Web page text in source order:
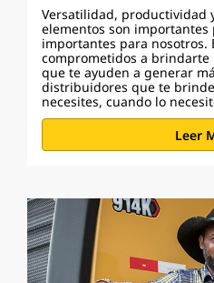
Versatilidad, productividad
elementos son importantes
importantes para nosotros.
comprometidos a brindarte
que te ayuden a generar
distribuidores que te
necesites, cuando lo
Leer